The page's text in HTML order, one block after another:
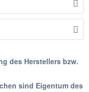
des Herstellers bzw.
sind Eigentum des